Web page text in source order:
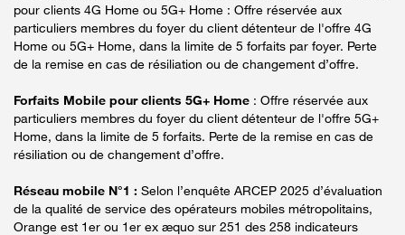
pour clients 4G Home ou 5G+ Home : Offre réservée aux
particuliers membres du foyer du client détenteur de l'offre 4G
Home ou 5G+ Home, dans la limite de 5 forfaits par foyer. Perte
de la remise en cas de résiliation ou de changement d’offre.
Forfaits Mobile pour clients 5G+ Home : Offre réservée aux
particuliers membres du foyer du client détenteur de l'offre 5G+
Home, dans la limite de 5 forfaits. Perte de la remise en cas de
résiliation ou de changement d’offre.
Réseau mobile N°1 : Selon l’enquête ARCEP 2025 d’évaluation
de la qualité de service des opérateurs mobiles métropolitains,
Orange est 1er ou 1er ex æquo sur 251 des 258 indicateurs